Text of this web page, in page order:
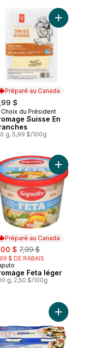
au fromage original
Préparé au Canada
$
au Canada
du Président
Suisse En
g, 5,99 $/100g
Ajouter
cheddar extra-fort au
Préparé au Canada
$ , formerly:
7,99 $
$ DE RABAIS
au Canada
Feta léger
g, 2,50 $/100g
Ajouter
à tartiner Canneberge
Ajouter